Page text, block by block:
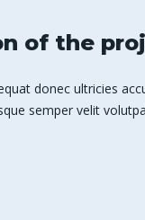
of the
donec ultricies
semper velit